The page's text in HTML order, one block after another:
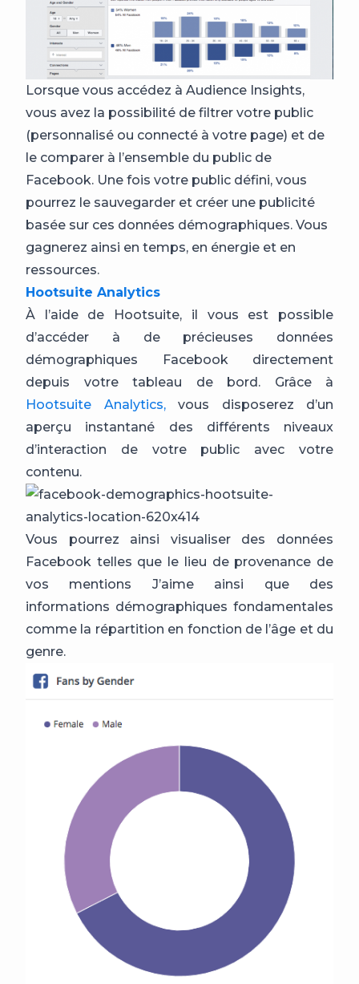
Lorsque vous accédez à Audience Insights,
vous avez la possibilité de filtrer votre public
(personnalisé ou connecté à votre page) et de
le comparer à l’ensemble du public de
Facebook. Une fois votre public défini, vous
pourrez le sauvegarder et créer une publicité
basée sur ces données démographiques. Vous
gagnerez ainsi en temps, en énergie et en
ressources.
Hootsuite Analytics
À l’aide de Hootsuite, il vous est possible
d’accéder à de précieuses données
démographiques Facebook directement
depuis votre tableau de bord. Grâce à
Hootsuite Analytics,vous disposerez d’un
aperçu instantané des différents niveaux
d’interaction de votre public avec votre
contenu.
Vous pourrez ainsi visualiser des données
Facebook telles que le lieu de provenance de
vos mentions J’aime ainsi que des
informations démographiques fondamentales
comme la répartition en fonction de l’âge et du
genre.